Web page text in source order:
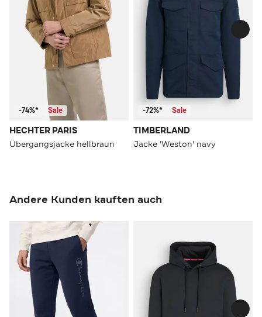
-74%* Sale
HECHTER PARIS
Übergangsjacke hellbraun
-72%* Sale
TIMBERLAND
Jacke 'Weston' navy
Andere Kunden kauften auch